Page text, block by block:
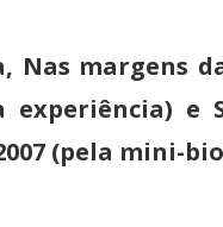
Nas margens
experiência) e
(pela mini-